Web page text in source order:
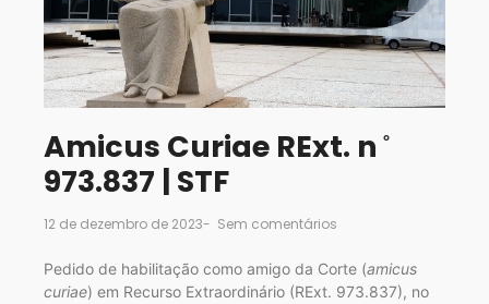
Amicus Curiae RExt. n ̊
973.837 | STF
12 de dezembro de 2023- Sem comentários
Pedido de habilitação como amigo da Corte (amicus
curiae) em Recurso Extraordinário (RExt. 973.837), no